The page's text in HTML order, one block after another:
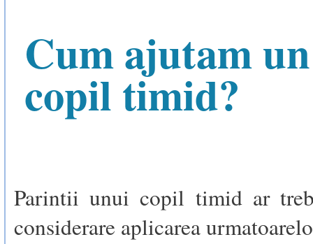
Cum ajutam un
copil timid?
Parintii unui copil timid ar
considerare aplicarea